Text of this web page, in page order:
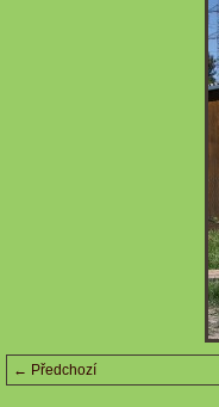
← Předchozí